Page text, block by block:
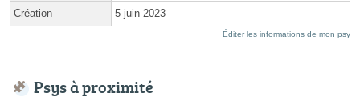
Création 5 juin 2023
Éditer les informations de mon psy
Psys à proximité